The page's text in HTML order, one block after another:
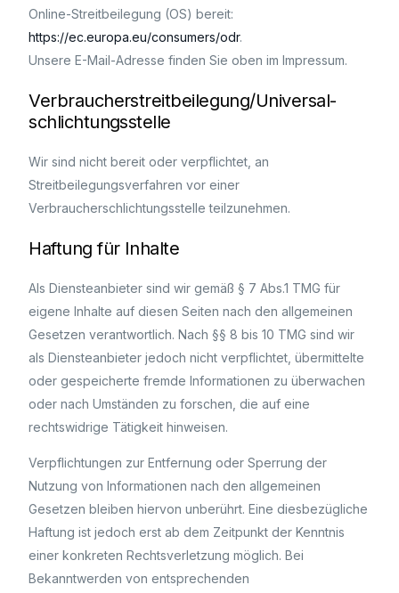
Online-Streitbeilegung (OS) bereit:
https://ec.europa.eu/consumers/odr.
Unsere E-Mail-Adresse finden Sie oben im Impressum.
Verbraucher­streit­beilegung/Universal­
schlichtungs­stelle
Wir sind nicht bereit oder verpflichtet, an
Streitbeilegungsverfahren vor einer
Verbraucherschlichtungsstelle teilzunehmen.
Haftung für Inhalte
Als Diensteanbieter sind wir gemäß § 7 Abs.1 TMG für
eigene Inhalte auf diesen Seiten nach den allgemeinen
Gesetzen verantwortlich. Nach §§ 8 bis 10 TMG sind wir
als Diensteanbieter jedoch nicht verpflichtet, übermittelte
oder gespeicherte fremde Informationen zu überwachen
oder nach Umständen zu forschen, die auf eine
rechtswidrige Tätigkeit hinweisen.
Verpflichtungen zur Entfernung oder Sperrung der
Nutzung von Informationen nach den allgemeinen
Gesetzen bleiben hiervon unberührt. Eine diesbezügliche
Haftung ist jedoch erst ab dem Zeitpunkt der Kenntnis
einer konkreten Rechtsverletzung möglich. Bei
Bekanntwerden von entsprechenden